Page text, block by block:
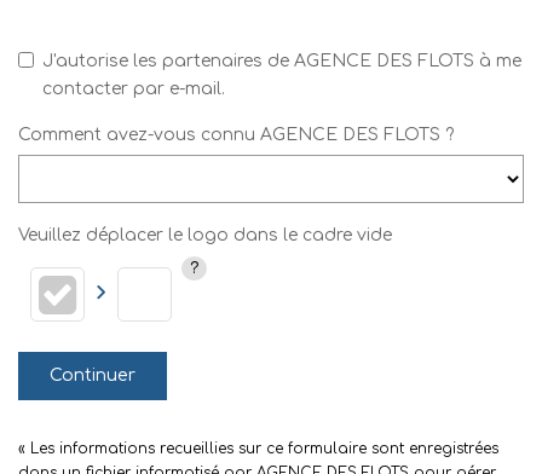
J'autorise les partenaires de AGENCE DES FLOTS à me
contacter par e-mail.
Comment avez-vous connu AGENCE DES FLOTS ?
Veuillez déplacer le logo dans le cadre vide
Continuer
« Les informations recueillies sur ce formulaire sont enregistrées